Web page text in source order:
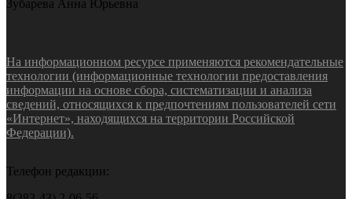
Зубарева Анна Юрьевна
На информационном ресурсе применяются рекомендательные
технологии (информационные технологии предоставления
информации на основе сбора, систематизации и анализа
сведений, относящихся к предпочтениям пользователей сети
«Интернет», находящихся на территории Российской
Федерации).
Телефон редакции: